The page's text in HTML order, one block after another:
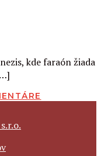
kde faraón žiada